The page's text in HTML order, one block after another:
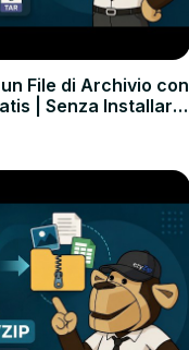
File di Archivio con
| Senza Installare